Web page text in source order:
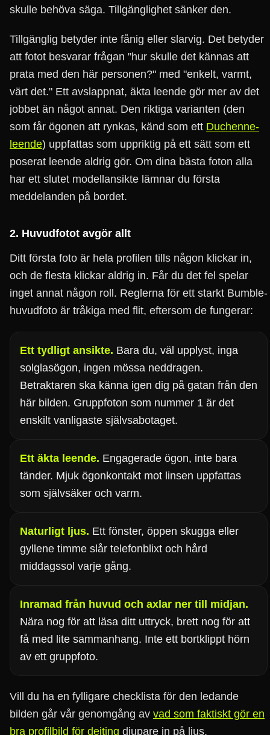
skulle behöva säga. Tillgänglighet sänker den.
Tillgänglig betyder inte fånig eller slarvig. Det betyder
att fotot besvarar frågan "hur skulle det kännas att
prata med den här personen?" med "enkelt, varmt,
värt det." Ett avslappnat, äkta leende gör mer av det
jobbet än något annat. Den riktiga varianten (den
som får ögonen att rynkas, känd som ett Duchenne-
leende) uppfattas som uppriktig på ett sätt som ett
poserat leende aldrig gör. Om dina bästa foton alla
har ett slutet modellansikte lämnar du första
meddelanden på bordet.
2. Huvudfotot avgör allt
Ditt första foto är hela profilen tills någon klickar in,
och de flesta klickar aldrig in. Får du det fel spelar
inget annat någon roll. Reglerna för ett starkt Bumble-
huvudfoto är tråkiga med flit, eftersom de fungerar:
Ett tydligt ansikte. Bara du, väl upplyst, inga
solglasögon, ingen mössa neddragen.
Betraktaren ska känna igen dig på gatan från den
här bilden. Gruppfoton som nummer 1 är det
enskilt vanligaste självsabotaget.
Ett äkta leende. Engagerade ögon, inte bara
tänder. Mjuk ögonkontakt mot linsen uppfattas
som självsäker och varm.
Naturligt ljus. Ett fönster, öppen skugga eller
gyllene timme slår telefonblixt och hård
middagssol varje gång.
Inramad från huvud och axlar ner till midjan.
Nära nog för att läsa ditt uttryck, brett nog för att
få med lite sammanhang. Inte ett bortklippt hörn
av ett gruppfoto.
Vill du ha en fylligare checklista för den ledande
bilden går vår genomgång av vad som faktiskt gör en
bra profilbild för dejting djupare in på ljus,